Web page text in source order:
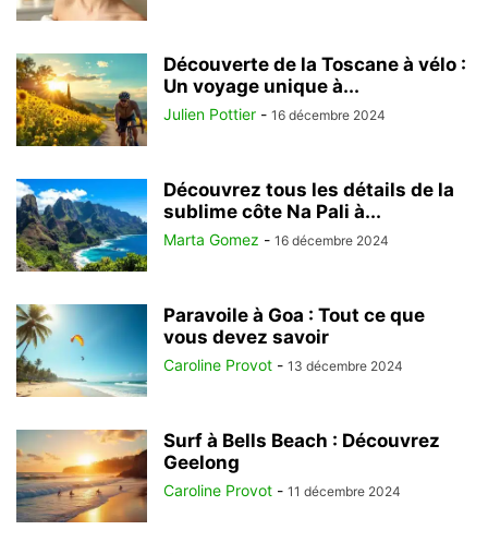
Découverte de la Toscane à vélo :
Un voyage unique à...
Julien Pottier - 16 décembre 2024
Découvrez tous les détails de la
sublime côte Na Pali à...
Marta Gomez - 16 décembre 2024
Paravoile à Goa : Tout ce que
vous devez savoir
Caroline Provot - 13 décembre 2024
Surf à Bells Beach : Découvrez
Geelong
Caroline Provot - 11 décembre 2024